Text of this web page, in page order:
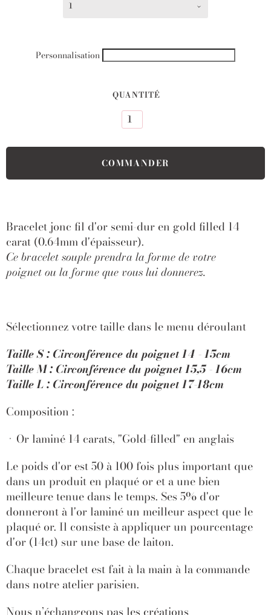
1
Personnalisation
QUANTITÉ
Bracelet jonc fil d'orsemi-dur en gold filled 14
carat (0.64mm d'épaisseur).
Ce bracelet souple prendra la forme de votre
poignetou la forme que vous lui donnerez.
Sélectionnez votre taille dans le menu déroulant
Taille S : Circonférence du poignet 14 - 15cm
Taille M : Circonférence du poignet 15,5 - 16cm
Taille L : Circonférence du poignet 17-18cm
Composition :
Or laminé 14 carats, "Gold-filled" en anglais
Le poids d'or est 50 à 100 fois plus important que
dans un produit en plaqué or et a une bien
meilleure tenue dans le temps. Ses 5% d'or
donneront à l'or laminé un meilleur aspect que le
plaqué or. Il consiste à appliquer un pourcentage
d'or (14ct) sur une base de laiton.
Chaque bracelet est fait à la main à la commande
dans notre atelier parisien.
Nous n’échangeons pas les créations